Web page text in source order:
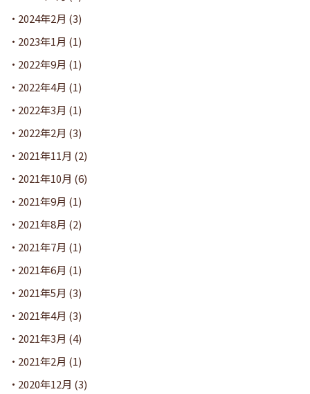
2024年2月 (3)
2023年1月 (1)
2022年9月 (1)
2022年4月 (1)
2022年3月 (1)
2022年2月 (3)
2021年11月 (2)
2021年10月 (6)
2021年9月 (1)
2021年8月 (2)
2021年7月 (1)
2021年6月 (1)
2021年5月 (3)
2021年4月 (3)
2021年3月 (4)
2021年2月 (1)
2020年12月 (3)